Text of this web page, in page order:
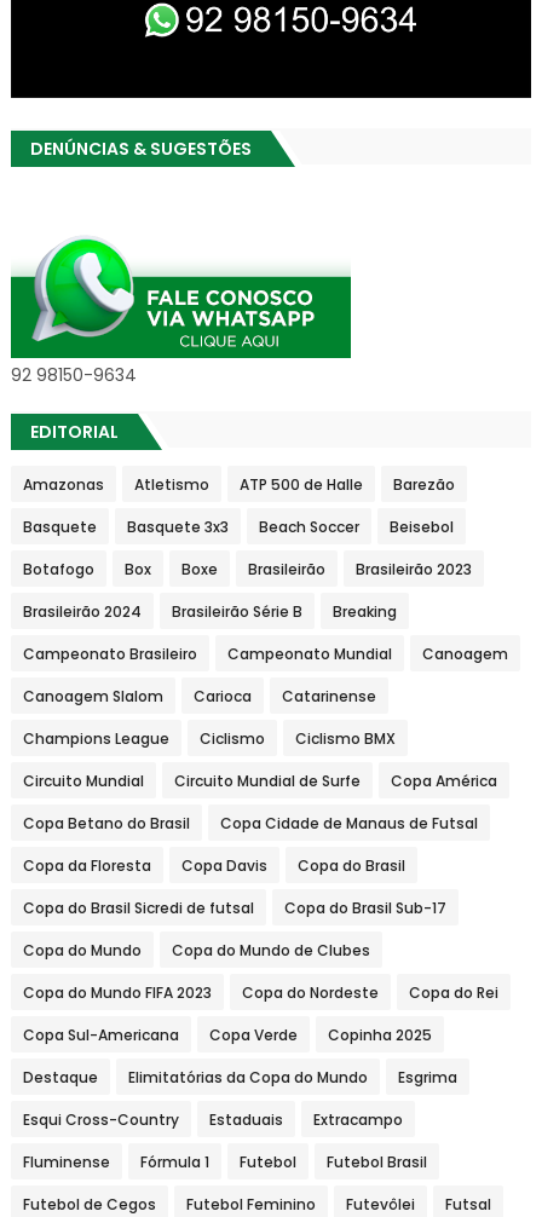
DENÚNCIAS & SUGESTÕES
92 98150-9634
EDITORIAL
Amazonas Atletismo ATP 500 de Halle Barezão
Basquete Basquete 3x3 Beach Soccer Beisebol
Botafogo Box Boxe Brasileirão Brasileirão 2023
Brasileirão 2024 Brasileirão Série B Breaking
Campeonato Brasileiro Campeonato Mundial Canoagem
Canoagem Slalom Carioca Catarinense
Champions League Ciclismo Ciclismo BMX
Circuito Mundial Circuito Mundial de Surfe Copa América
Copa Betano do Brasil Copa Cidade de Manaus de Futsal
Copa da Floresta Copa Davis Copa do Brasil
Copa do Brasil Sicredi de futsal Copa do Brasil Sub-17
Copa do Mundo Copa do Mundo de Clubes
Copa do Mundo FIFA 2023 Copa do Nordeste Copa do Rei
Copa Sul-Americana Copa Verde Copinha 2025
Destaque Elimitatórias da Copa do Mundo Esgrima
Esqui Cross-Country Estaduais Extracampo
Fluminense Fórmula 1 Futebol Futebol Brasil
Futebol de Cegos Futebol Feminino Futevôlei Futsal